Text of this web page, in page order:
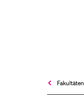
Fakultäten